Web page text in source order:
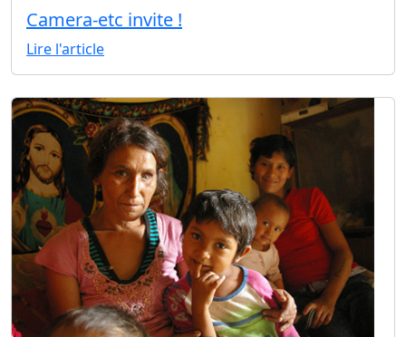
Camera-etc invite !
Lire l'article